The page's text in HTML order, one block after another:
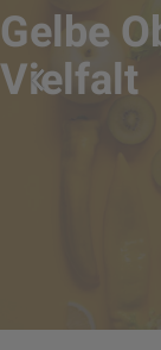
Gelbe
Vielfalt